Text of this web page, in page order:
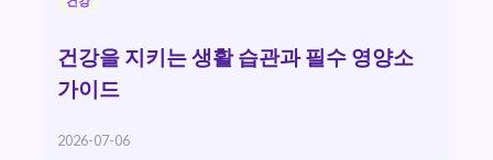
건강을 지키는 생활 습관과 필수 영양소
가이드
2026-07-06